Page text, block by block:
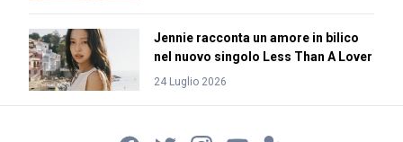
Jennie racconta un amore in bilico
nel nuovo singolo Less Than A Lover
24 Luglio 2026